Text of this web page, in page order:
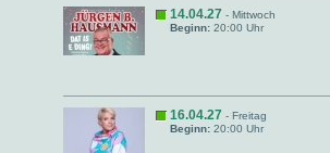
14.04.27 - Mittwoch
Beginn: 20:00 Uhr
16.04.27 - Freitag
Beginn: 20:00 Uhr